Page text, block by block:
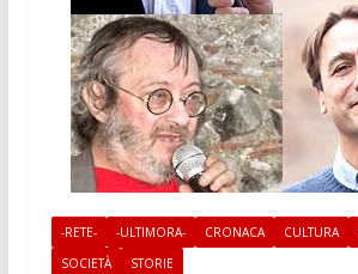
-RETE- -ULTIMORA- CRONACA CULTURA
SOCIETÀ
STORIE